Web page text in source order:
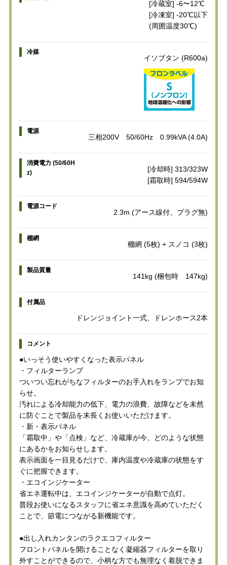
[冷蔵室] -6〜12℃
[冷凍室] -20℃以下
(周囲温度30℃)
冷媒
イソブタン (R600a)
電源
三相200V 50/60Hz 0.99kVA (4.0A)
消費電力 (50/60H
z)
[冷却時] 313/323W
[霜取時] 594/594W
電源コード
2.3m (アース線付、プラグ無)
棚網
棚網 (5枚) + スノコ (3枚)
製品質量
141kg (梱包時 147kg)
付属品
ドレンジョイント一式、ドレンホース2本
コメント
●いっそう使いやすくなった表示パネル
・フィルターランプ
ついつい忘れがちなフィルターのお手入れをランプでお知
らせ。
汚れによる冷却能力の低下、電力の浪費、故障などを未然
に防ぐことで製品を末長くお使いいただけます。
・新・表示パネル
「霜取中」や「点検」など、冷蔵庫が今、どのような状態
にあるかをお知らせします。
表示画面を一目見るだけで、庫内温度や冷蔵庫の状態をす
ぐに把握できます。
・エコインジケーター
省エネ運転中は、エコインジケーターが自動で点灯。
普段お使いになるスタッフに省エネ意識を高めていただく
ことで、節電につながる新機能です。
●出し入れカンタンのラクエコフィルター
フロントパネルを開けることなく凝縮器フィルターを取り
外すことができるので、小柄な方でも無理なく着脱できま